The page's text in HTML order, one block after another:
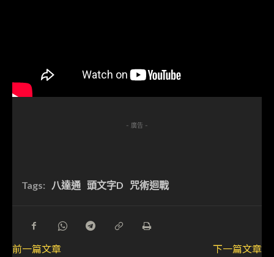
- 廣告 -
Tags: 八達通 頭文字D 咒術迴戰
前一篇文章
下一篇文章